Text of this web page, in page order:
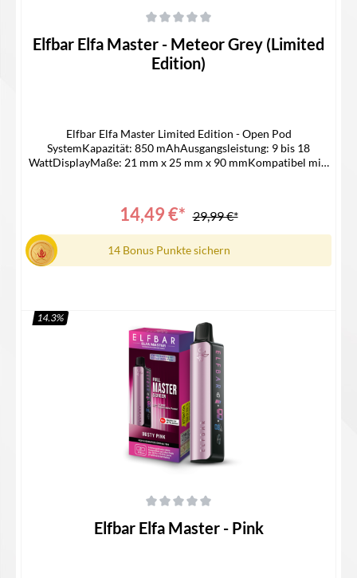
Elfbar Elfa Master - Meteor Grey (Limited
Edition)
Elfbar Elfa Master Limited Edition - Open Pod
SystemKapazität: 850 mAhAusgangsleistung: 9 bis 18
WattDisplayMaße: 21 mm x 25 mm x 90 mmKompatibel mit:
Elfa Master Akku1x Bedienungsanleitung
14,49 €* 29,99 €*
14 Bonus Punkte sichern
Details
14.3%
Elfbar Elfa Master - Pink